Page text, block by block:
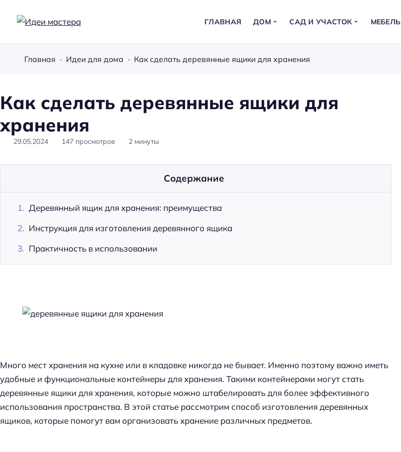
а
т
е
ГЛАВНАЯ ДОМ САД И УЧАСТОК МЕБЕЛЬ
Главная Идеи для дома Как сделать деревянные ящики для хранения
Как сделать деревянные ящики для
хранения
29.05.2024 147 просмотров 2 минуты
Много мест хранения на кухне или в кладовке никогда не бывает. Именно поэтому важно иметь
удобные и функциональные контейнеры для хранения. Такими контейнерами могут стать
деревянные ящики для хранения, которые можно штабелировать для более эффективного
использования пространства. В этой статье рассмотрим способ изготовления деревянных
ящиков, которые помогут вам организовать хранение различных предметов.
Содержание
Деревянный ящик для хранения: преимущества
Инструкция для изготовления деревянного ящика
Практичность в использовании